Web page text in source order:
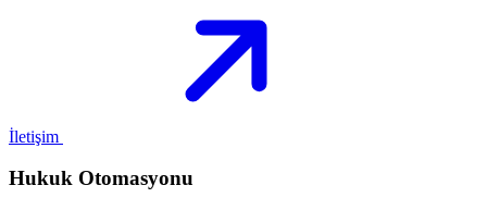
İletişim
Hukuk Otomasyonu